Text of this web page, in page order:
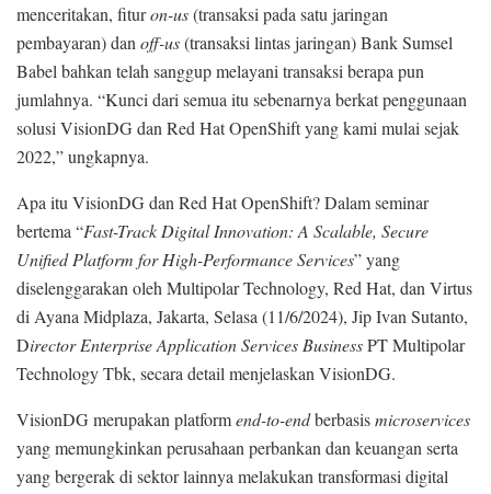
menceritakan, fituron-us(transaksi pada satu jaringan
pembayaran) dan off-us(transaksi lintas jaringan) Bank Sumsel
Babel bahkan telah sanggup melayani transaksi berapa pun
jumlahnya. “Kunci dari semua itu sebenarnya berkat penggunaan
solusi VisionDG dan Red Hat OpenShift yang kami mulai sejak
2022,” ungkapnya.
Apa itu VisionDG dan Red Hat OpenShift? Dalam seminar
bertema “Fast-Track Digital Innovation: A Scalable, Secure
Unified Platform for High-Performance Services” yang
diselenggarakan oleh Multipolar Technology, Red Hat, dan Virtus
di Ayana Midplaza, Jakarta, Selasa (11/6/2024), Jip Ivan Sutanto,
Director Enterprise Application Services BusinessPT Multipolar
Technology Tbk, secara detail menjelaskan VisionDG.
VisionDG merupakan platformend-to-endberbasismicroservices
yang memungkinkan perusahaan perbankan dan keuangan serta
yang bergerak di sektor lainnya melakukan transformasi digital